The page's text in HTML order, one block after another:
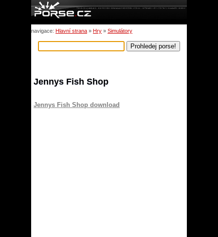
navigace: Hlavní strana » Hry » Simulátory
Jennys Fish Shop
Jennys Fish Shop download